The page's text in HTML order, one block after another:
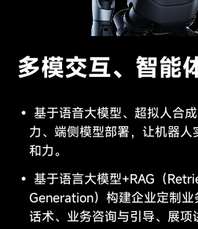
多模交互、智能
基于语音大模型、超拟人合
力、端侧模型部署，让机器
和力。
基于语言大模型+RAG（
Generation）构建企业定制
话术、业务咨询与引导、展